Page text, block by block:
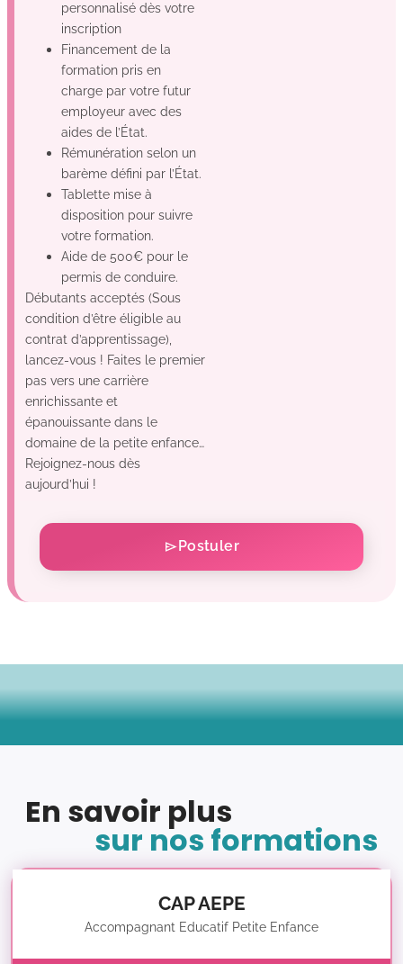
personnalisé dès votre
inscription
Financement de la
formation pris en
charge par votre futur
employeur avec des
aides de l’État.
Rémunération selon un
barème défini par l’État.
Tablette mise à
disposition pour suivre
votre formation.
Aide de 500€ pour le
permis de conduire.
Débutants acceptés (Sous
condition d’être éligible au
contrat d’apprentissage),
lancez-vous ! Faites le premier
pas vers une carrière
enrichissante et
épanouissante dans le
domaine de la petite enfance…
Rejoignez-nous dès
aujourd’hui !
Postuler
En savoir plus
sur nos formations
CAP AEPE
Accompagnant Educatif Petite Enfance